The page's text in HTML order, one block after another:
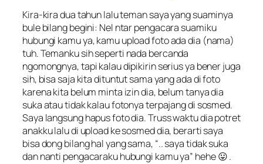
Kira-kira dua tahun lalu teman saya yang suaminya
bule bilang begini: Nel ntar pengacara suamiku
hubungi kamu ya, kamu upload foto ada dia (nama)
tuh. Temanku sih seperti nada bercanda
ngomongnya, tapi kalau dipikirin serius ya bener juga
sih, bisa saja kita dituntut sama yang ada di foto
karena kita belum minta izin dia, belum tanya dia
suka atau tidak kalau fotonya terpajang di sosmed.
Saya langsung hapus foto dia. Truss waktu dia potret
anakku lalu di upload ke sosmed dia, berarti saya
bisa dong bilang hal yang sama, “..saya tidak suka
dan nanti pengacaraku hubungi kamu ya” hehe 😛 .